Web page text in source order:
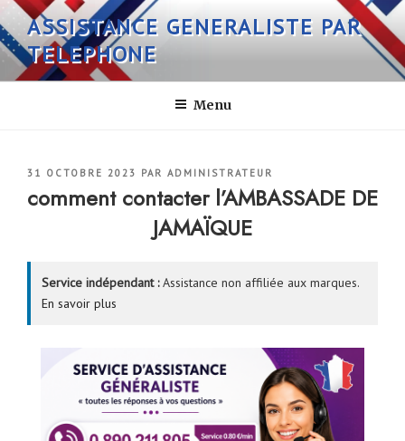
Aller
au
contenu
principal
ASSISTANCE GENERALISTE PAR
TELEPHONE
Menu
PUBLIÉ
31 OCTOBRE 2023 PAR ADMINISTRATEUR
comment contacter l’AMBASSADE DE
JAMAÏQUE
Service indépendant :Assistance non affiliée aux marques.
En savoir plus